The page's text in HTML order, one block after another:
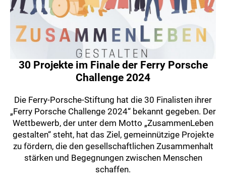
30 Projekte im Finale der Ferry Porsche
Challenge 2024
Die Ferry-Porsche-Stiftung hat die 30 Finalisten ihrer
„Ferry Porsche Challenge 2024“ bekannt gegeben. Der
Wettbewerb, der unter dem Motto „ZusammenLeben
gestalten“ steht, hat das Ziel, gemeinnützige Projekte
zu fördern, die den gesellschaftlichen Zusammenhalt
stärken und Begegnungen zwischen Menschen
schaffen.